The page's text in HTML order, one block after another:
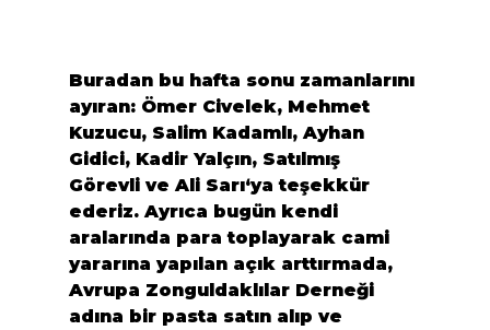
Buradan bu hafta sonu zamanlarını
ayıran: Ömer Civelek, Mehmet
Kuzucu, Salim Kadamlı, Ayhan
Gidici, Kadir Yalçın, Satılmış
Görevli ve Ali Sarı‘ya teşekkür
ederiz. Ayrıca bugün kendi
aralarında para toplayarak cami
yararına yapılan açık arttırmada,
Avrupa Zonguldaklılar Derneği
adına bir pasta satın alıp ve